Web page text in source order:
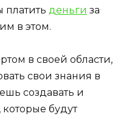
платить деньги за
в этом.
в своей области,
свои знания в
создавать и
будут